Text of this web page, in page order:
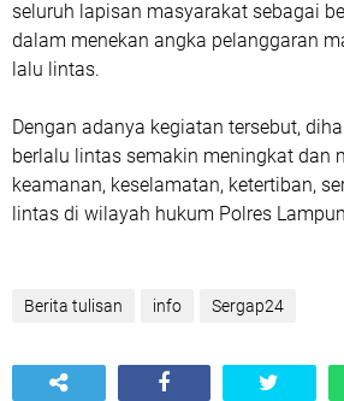
seluruh lapisan masyarakat sebagai
dalam menekan angka pelanggaran
lalu lintas.
Dengan adanya kegiatan tersebut,
berlalu lintas semakin meningkat dan
keamanan, keselamatan, ketertiban,
lintas di wilayah hukum Polres
Berita tulisan info Sergap24